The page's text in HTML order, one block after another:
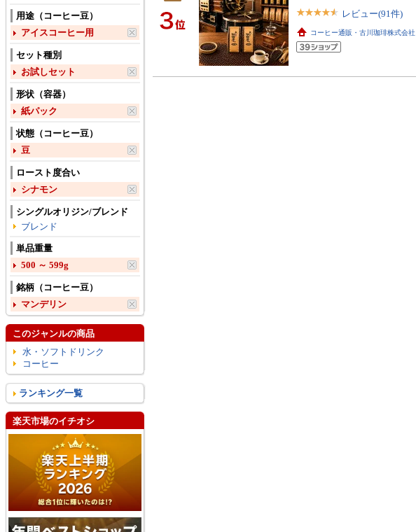
レビュー(91件)
コーヒー通販・古川珈琲株式会社
用途（コーヒー豆）
アイスコーヒー用
セット種別
お試しセット
形状（容器）
紙パック
状態（コーヒー豆）
豆
ロースト度合い
シナモン
シングルオリジン/ブレンド
ブレンド
単品重量
500 ～ 599g
銘柄（コーヒー豆）
マンデリン
このジャンルの商品
水・ソフトドリンク
コーヒー
ランキング一覧
楽天市場のイチオシ